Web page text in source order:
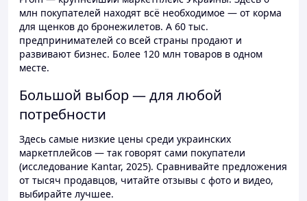
млн покупателей находят всё необходимое — от корма
для щенков до бронежилетов. А 60 тыс.
предпринимателей со всей страны продают и
развивают бизнес. Более 120 млн товаров в одном
месте.
Большой выбор — для любой
потребности
Здесь самые низкие цены среди украинских
маркетплейсов — так говорят сами покупатели
(исследование Kantar, 2025). Сравнивайте предложения
от тысяч продавцов, читайте отзывы с фото и видео,
выбирайте лучшее.